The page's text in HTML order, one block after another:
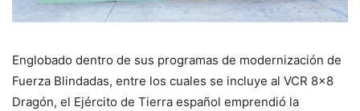
Englobado dentro de sus programas de modernización de
Fuerza Blindadas, entre los cuales se incluye al VCR 8×8
Dragón, el Ejército de Tierra español emprendió la